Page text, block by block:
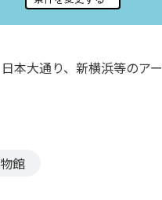
本大通り、新横浜等のアー
館